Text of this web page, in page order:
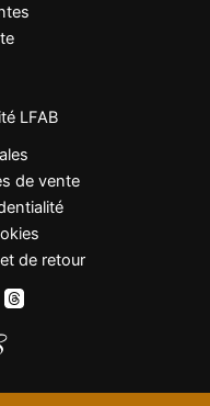
LFAB
de vente
de retour